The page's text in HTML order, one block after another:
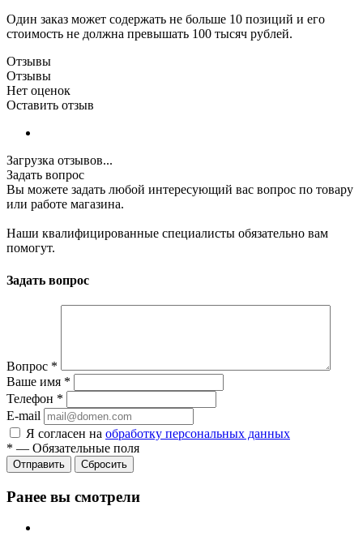
Один заказ может содержать не больше 10 позиций и его
стоимость не должна превышать 100 тысяч рублей.
Отзывы
Отзывы
Нет оценок
Оставить отзыв
Загрузка отзывов...
Задать вопрос
Вы можете задать любой интересующий вас вопрос по товару
или работе магазина.
Наши квалифицированные специалисты обязательно вам
помогут.
Задать вопрос
Вопрос *
Ваше имя *
Телефон *
E-mail
Я согласен на обработку персональных данных
* — Обязательные поля
Отправить Сбросить
Ранее вы смотрели